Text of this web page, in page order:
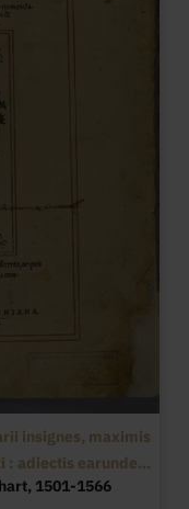
insignes, maximis
: adiectis earunde...
1501-1566